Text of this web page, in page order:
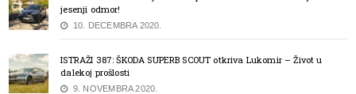
jesenji odmor!
10. DECEMBRA 2020.
ISTRAŽI 387: ŠKODA SUPERB SCOUT otkriva Lukomir – Život u
dalekoj prošlosti
9. NOVEMBRA 2020.